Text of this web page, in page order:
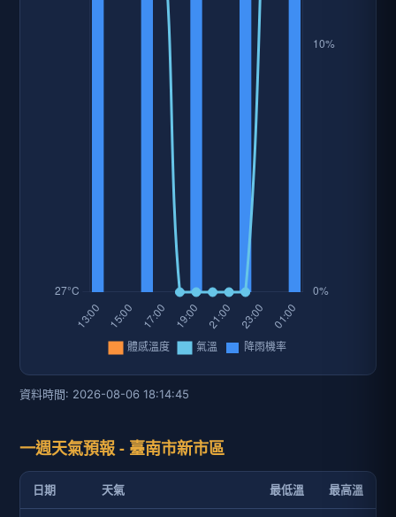
資料時間: 2026-08-06 18:14:45
一週天氣預報 - 臺南市新市區
日期 天氣 最低溫 最高溫